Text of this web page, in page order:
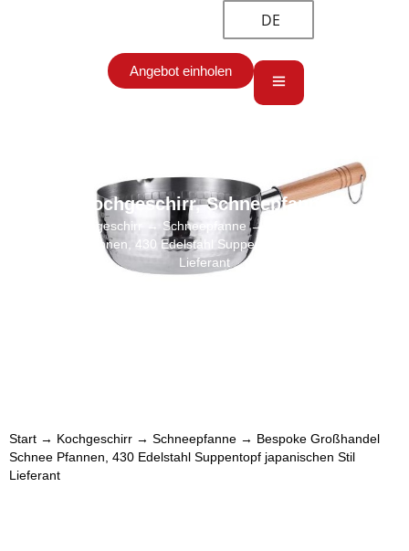
DE
Angebot einholen
Kochgeschirr,Schneepfanne
Kochgeschirr → Schneepfanne → Bespoke Großhandel
Schnee Pfannen, 430 Edelstahl Suppentopf japanischen Stil
Lieferant
Start → Kochgeschirr → Schneepfanne → Bespoke Großhandel
Schnee Pfannen, 430 Edelstahl Suppentopf japanischen Stil
Lieferant